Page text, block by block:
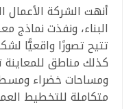
أنهت الشركة الأعمال
البناء، ونفذت نماذج
تتيح تصورًا واقعيًّا
كذلك مناطق
ومساحات خضراء
متكاملة للتخطيط